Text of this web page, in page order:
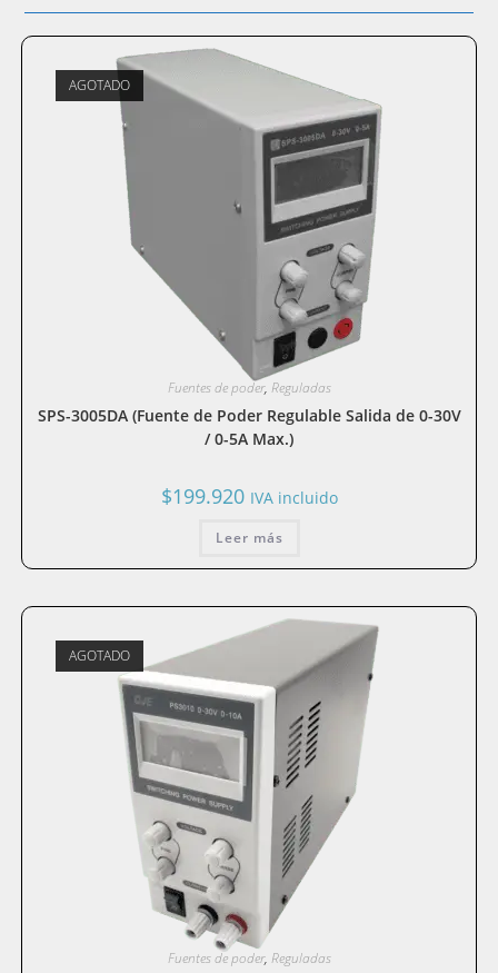
AGOTADO
Fuentes de poder, Reguladas
SPS-3005DA (Fuente de Poder Regulable Salida de 0-30V
/ 0-5A Max.)
$199.920 IVA incluido
Leer más
AGOTADO
Fuentes de poder, Reguladas